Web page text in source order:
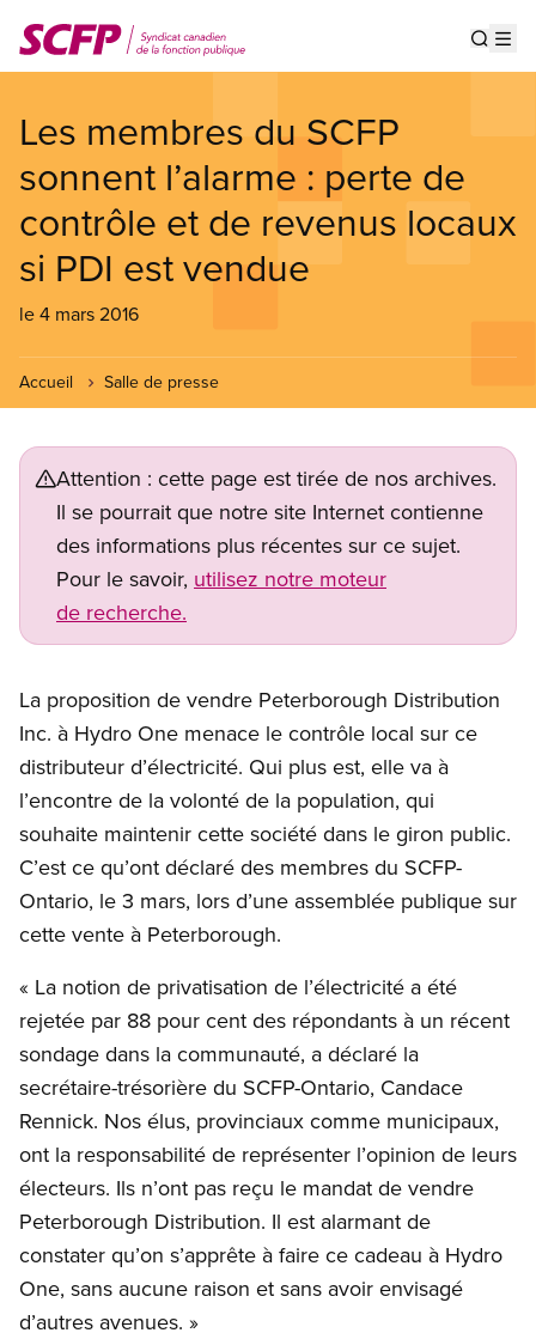
au
contenu
Les membres du SCFP
sonnent l’alarme : perte de
contrôle et de revenus locaux
si PDI est vendue
le 4 mars 2016
Accueil Salle de presse
Attention : cette page est tirée de nos archives.
Il se pourrait que notre site Internet contienne
des informations plus récentes sur ce sujet.
Pour le savoir, utilisez notre moteur
de recherche.
La proposition de vendre Peterborough Distribution
Inc. à Hydro One menace le contrôle local sur ce
distributeur d’électricité. Qui plus est, elle va à
l’encontre de la volonté de la population, qui
souhaite maintenir cette société dans le giron public.
C’est ce qu’ont déclaré des membres du SCFP-
Ontario, le 3 mars, lors d’une assemblée publique sur
cette vente à Peterborough.
« La notion de privatisation de l’électricité a été
rejetée par 88 pour cent des répondants à un récent
sondage dans la communauté, a déclaré la
secrétaire-trésorière du SCFP-Ontario, Candace
Rennick. Nos élus, provinciaux comme municipaux,
ont la responsabilité de représenter l’opinion de leurs
électeurs. Ils n’ont pas reçu le mandat de vendre
Peterborough Distribution. Il est alarmant de
constater qu’on s’apprête à faire ce cadeau à Hydro
One, sans aucune raison et sans avoir envisagé
d’autres avenues. »